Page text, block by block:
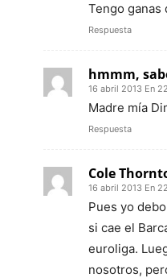
Tengo ganas
Respuesta
hmmm,
16 abril 2013 En
Madre mía
Respuesta
Cole
16 abril 2013 En
Pues yo
si cae el
euroliga.
nosotros,